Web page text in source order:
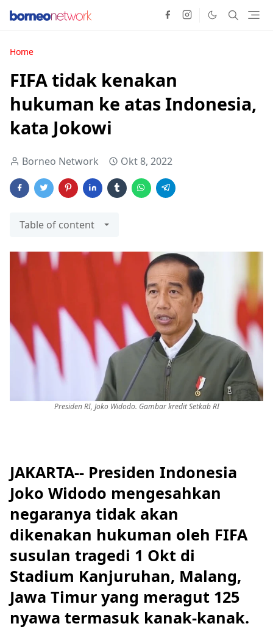
Home
FIFA tidak kenakan
hukuman ke atas Indonesia,
kata Jokowi
Borneo Network Okt 8, 2022
Table of content
Presiden RI, Joko Widodo. Gambar kredit Setkab RI
JAKARTA-- Presiden Indonesia
Joko Widodo mengesahkan
negaranya tidak akan
dikenakan hukuman oleh FIFA
susulan tragedi 1 Okt di
Stadium Kanjuruhan, Malang,
Jawa Timur yang meragut 125
nyawa termasuk kanak-kanak.